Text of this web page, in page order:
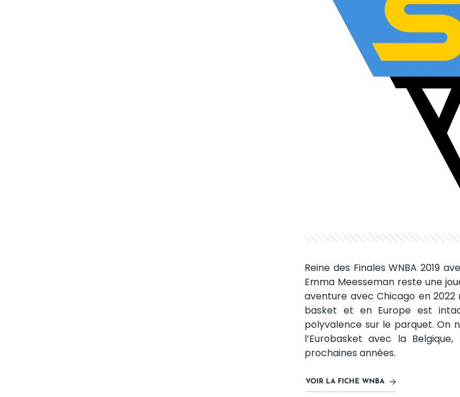
Reine des Finales WNBA 2019
Emma Meesseman reste une
aventure avec Chicago en
basket et en Europe est
polyvalence sur le parquet. On
l’Eurobasket avec la
prochaines années.
VOIR LA FICHE WNBA